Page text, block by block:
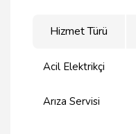
Hizmet Türü
Acil Elektrikçi
Arıza Servisi